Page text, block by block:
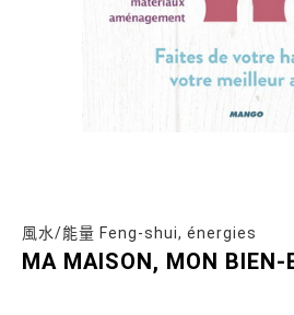
風水/能量 Feng-shui, énergies
MA MAISON, MON BIEN-